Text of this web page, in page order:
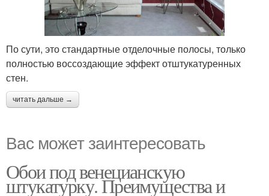
По сути, это стандартные отделочные полосы, только
полностью воссоздающие эффект отштукатуренных
стен.
читать дальше →
Вас может заинтересовать
Обои под венецианскую
штукатурку. Преимущества и